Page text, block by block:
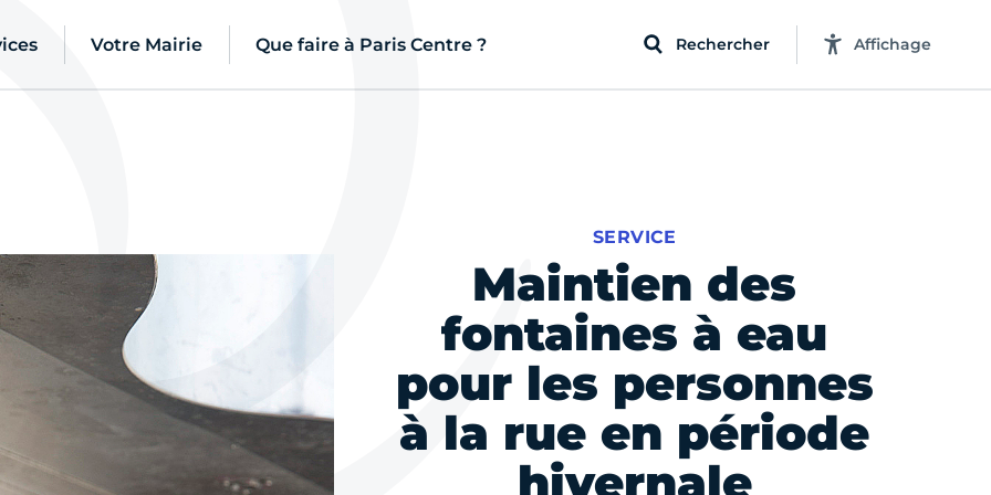
Votre Mairie Que faire à Paris Centre ? Rechercher Affichage
Maintien des
fontaines à eau
pour les personnes
à la rue en période
hivernale
SERVICE